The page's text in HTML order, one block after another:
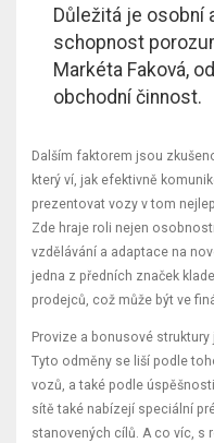
Důležitá je osobní
schopnost
Markéta Faková,
obchodní činnost.
Dalším faktorem jsou
který ví, jak efektivně
prezentovat vozy v tom
Zde hraje roli nejen
vzdělávání a adaptace na
jedna z předních značek
prodejců, což může být ve
Provize a bonusové
Tyto odměny se liší podle
vozů, a také podle
sítě také nabízejí speciální
stanovených cílů. A co víc, s